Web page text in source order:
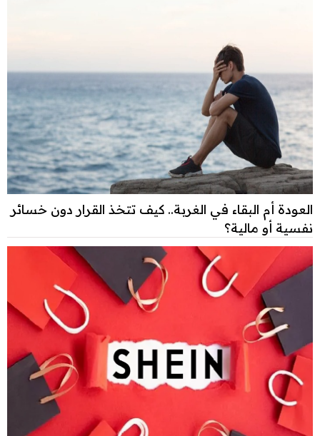
العودة أم البقاء في الغربة.. كيف تتخذ القرار دون خسائر
نفسية أو مالية؟